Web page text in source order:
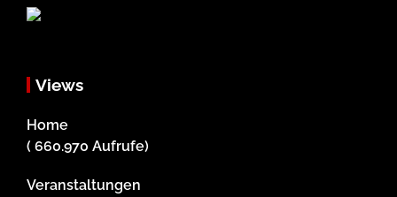
Views
Home
( 660.970 Aufrufe)
Veranstaltungen